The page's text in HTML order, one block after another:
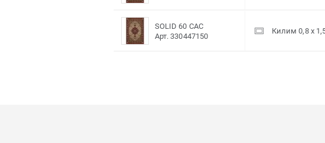
SOLID 60 CAC
Арт. 330447150
Килим 0,8 x